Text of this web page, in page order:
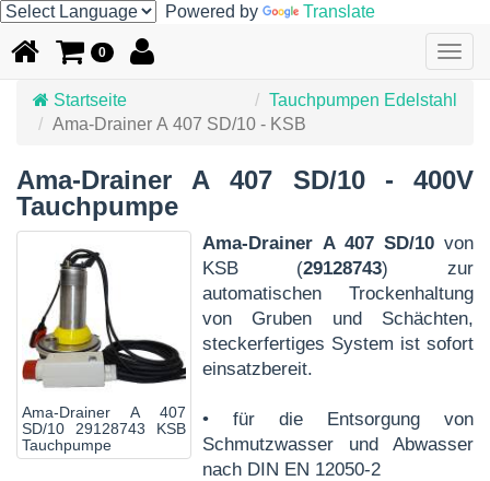
Powered by Translate
0
Startseite
Tauchpumpen Edelstahl
Ama-Drainer A 407 SD/10 - KSB
Ama-Drainer A 407 SD/10 - 400V
Tauchpumpe
Ama-Drainer A 407
SD/10 29128743 KSB
Tauchpumpe
Ama-Drainer A 407 SD/10 von
KSB (29128743) zur
automatischen Trockenhaltung
von Gruben und Schächten,
steckerfertiges System ist sofort
einsatzbereit.
• für die Entsorgung von
Schmutzwasser und Abwasser
nach DIN EN 12050-2